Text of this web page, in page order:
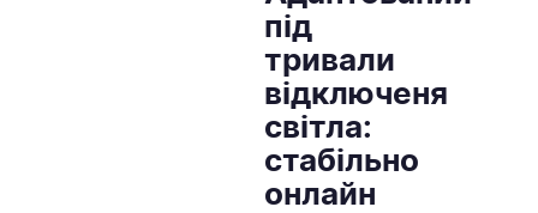
під
тривали
відключеня
світла:
стабільно
онлайн